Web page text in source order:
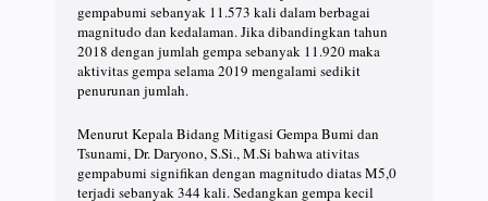
gempabumi sebanyak 11.573 kali dalam berbagai
magnitudo dan kedalaman. Jika dibandingkan tahun
2018 dengan jumlah gempa sebanyak 11.920 maka
aktivitas gempa selama 2019 mengalami sedikit
penurunan jumlah.
Menurut Kepala Bidang Mitigasi Gempa Bumi dan
Tsunami, Dr. Daryono, S.Si., M.Si bahwa ativitas
gempabumi signifikan dengan magnitudo diatas M5,0
terjadi sebanyak 344 kali. Sedangkan gempa kecil